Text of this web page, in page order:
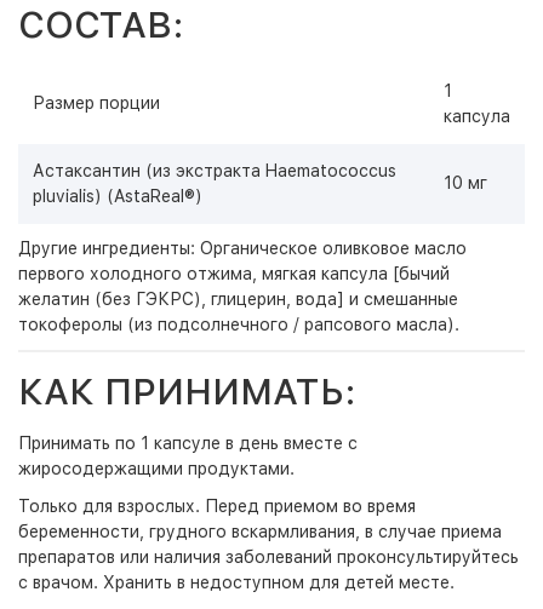
СОСТАВ:
Размер порции
1
капсула
Астаксантин (из экстракта Haematococcus
pluvialis) (AstaReal®)
10 мг
Другие ингредиенты: Органическое оливковое масло
первого холодного отжима, мягкая капсула [бычий
желатин (без ГЭКРС), глицерин, вода] и смешанные
токоферолы (из подсолнечного / рапсового масла).
КАК ПРИНИМАТЬ:
Принимать по 1 капсуле в день вместе с
жиросодержащими продуктами.
Только для взрослых. Перед приемом во время
беременности, грудного вскармливания, в случае приема
препаратов или наличия заболеваний проконсультируйтесь
с врачом. Хранить в недоступном для детей месте.